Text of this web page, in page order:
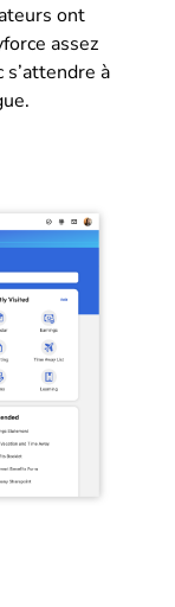
ont
assez
à